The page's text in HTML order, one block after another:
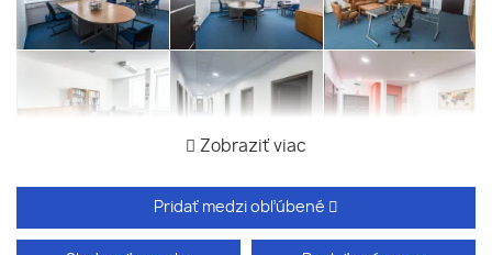
Zobraziť viac
Pridať medzi obľúbené